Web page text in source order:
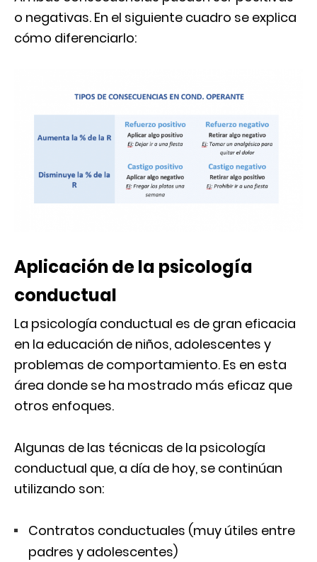
o negativas. En el siguiente cuadro se explica
cómo diferenciarlo:
Aplicación de la psicología
conductual
La psicología conductual es de gran eficacia
en la educación de niños, adolescentes y
problemas de comportamiento. Es en esta
área donde se ha mostrado más eficaz que
otros enfoques.
Algunas de las técnicas de la psicología
conductual que, a día de hoy, se continúan
utilizando son:
Contratos conductuales (muy útiles entre
padres y adolescentes)